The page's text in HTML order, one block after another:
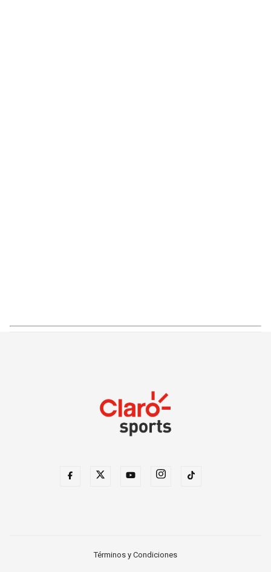
Términos y Condiciones